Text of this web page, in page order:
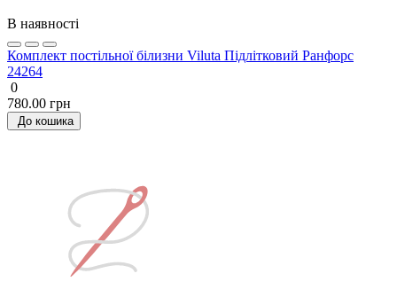
В наявності
Комплект постільної білизни Viluta Підлітковий Ранфорс
24264
0
780.00 грн
До кошика